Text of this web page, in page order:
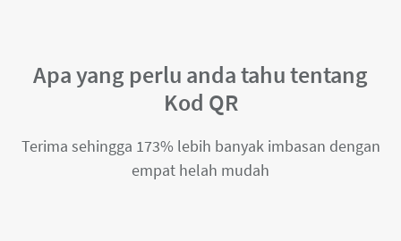
Apa yang perlu anda tahu tentang
Kod QR
Terima sehingga 173% lebih banyak imbasan dengan
empat helah mudah